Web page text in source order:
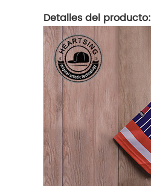
Detalles del producto: